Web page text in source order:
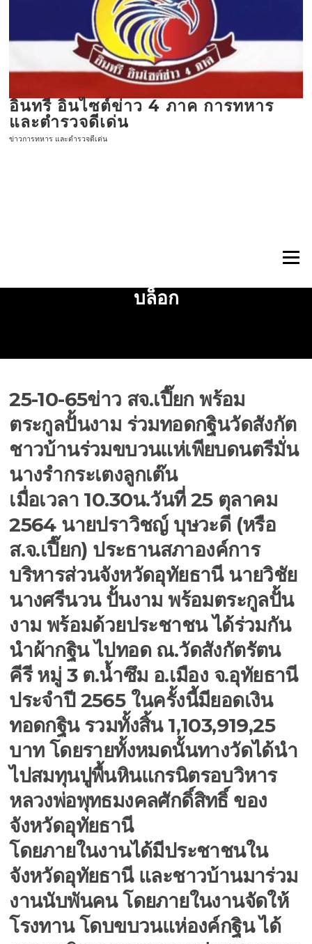
อินทรี อินไซต์ข่าว 4 ภาค การทหาร
และตำรวจดีเด่น
ข่าวการทหาร และตำรวจดีเด่น
เมนู
บล็อก
25-10-65ข่าว สจ.เปี๊ยก พร้อม
ตระกูลปั้นงาม ร่วมทอดกฐินวัดสังกัต
ชาวบ้านร่วมขบวนแห่เพียบดนตรีมั่น
นางรำกระเตงลูกเต๊น
เมื่อเวลา 10.30น.วันที่ 25 ตุลาคม
2564 นายปราวิชญ์ บุษวะดี (หรือ
ส.จ.เปี๊ยก) ประธานสภาองค์การ
บริหารส่วนจังหวัดอุทัยธานี นายวิชัย
นางศรีนวน ปั้นงาม พร้อมตระกูลปั้น
งาม พร้อมด้วยประชาชน ได้ร่วมกัน
นำผ้ากฐิน ไปทอด ณ.วัดสังกัตรัตน
คีรี หมู่ 3 ต.น้ำซึม อ.เมือง จ.อุทัยธานี
ประจำปี 2565 ในครั้งนี้มียอดเงิน
ทอดกฐิน รวมทั้งสิ้น 1,103,919,25
บาท โดยรายทั้งหมดนั้นทางวัดได้นำ
ไปสมทุนปูพื้นหินแกรนิตรอบวิหาร
หลวงพ่อพุทธมงคลศักดิ์สิทธิ์ ของ
จังหวัดอุทัยธานี
โดยภายในงานได้มีประชาชนใน
จังหวัดอุทัยธานี และชาวบ้านมาร่วม
งานนับพันคน โดยภายในงานจัดให้
โรงทาน โดบขบวนแห่องค์กฐิน ได้